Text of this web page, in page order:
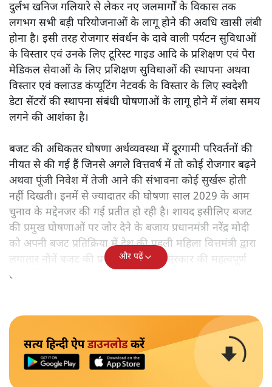
दुर्लभ खनिज गलियारे से लेकर नए जलमार्गों के विकास तक
लगभग सभी बड़ी परियोजनाओं के लागू होने की अवधि खासी लंबी
होना है। इसी तरह रोजगार संवर्धन के दावे वाली पर्यटन सुविधाओं
के विस्तार एवं उनके लिए टूरिस्ट गाइड आदि के प्रशिक्षण एवं पैरा
मेडिकल सेवाओं के लिए प्रशिक्षण सुविधाओं की स्थापना अथवा
विस्तार एवं क्लाउड कंप्यूटिंग नेटवर्क के विस्तार के लिए स्वदेशी
डेटा सेंटरों की स्थापना संबंधी घोषणाओं के लागू होने में लंबा समय
लगने की आशंका है।
बजट की अधिकतर घोषणा अर्थव्यवस्था में दूरगामी परिवर्तनों की
नीयत से की गई हैं जिनसे अगले वित्तवर्ष में तो कोई रोजगार बढ़ने
अथवा पूंजी निवेश में तेजी आने की संभावना कोई सुर्खरू होती
नहीं दिखती। इनमें से ज्यादातर की घोषणा साल 2029 के आम
चुनाव के मद्देनजर की गई प्रतीत हो रही है। शायद इसीलिए बजट
की प्रमुख घोषणाओं पर जोर देने के बजाय प्रधानमंत्री नरेंद्र मोदी
को अपनी बजट प्रतिक्रिया में देश की पहली महिला वित्तमंत्री द्वारा
लगातार नौवें बजट की प्रस्तुति को अपनी सरकार की महत्वपूर्ण
उपलब्धि बताने पर मजबूर होना पड़ा।
और पढ़ें
सत्य हिन्दी ऐपडाउनलोडकरें